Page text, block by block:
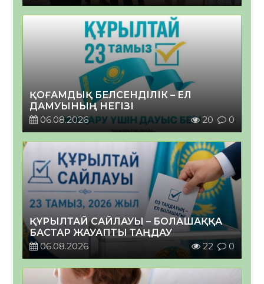
ҚОҒАМДЫҚ БЕЛСЕНДІЛІК – ЕЛ
ДАМУЫНЫҢ НЕГІЗІ
06.08.2026
20 0
ҚҰРЫЛТАЙ САЙЛАУЫ – БОЛАШАҚҚА
БАСТАР ЖАУАПТЫ ТАҢДАУ
06.08.2026
22 0